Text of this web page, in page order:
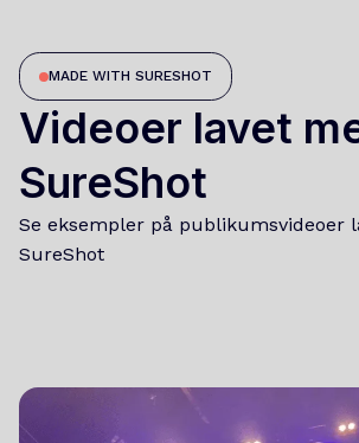
MADE WITH SURESHOT
Videoer lavet
SureShot
Se eksempler på publikumsvideoer
SureShot